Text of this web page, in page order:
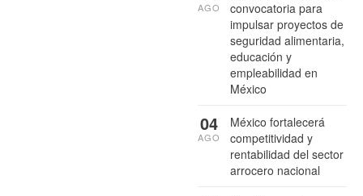
convocatoria para
impulsar proyectos de
seguridad alimentaria,
educación y
empleabilidad en
México
AGO
México fortalecerá
competitividad y
rentabilidad del sector
arrocero nacional
04
AGO